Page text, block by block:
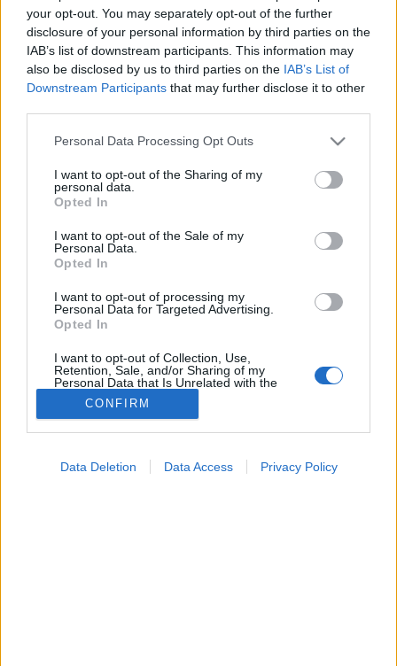
your opt-out. You may separately opt-out of the further
disclosure of your personal information by third parties on the
IAB’s list of downstream participants. This information may
also be disclosed by us to third parties on the IAB’s List of
Downstream Participants that may further disclose it to other
Please note that this website/app uses one or more Google
not limited to your visit or usage behaviour. You may click to
grant or deny consent to Google and its third-party tags to
use your data for below specified purposes in below Google
consent section.
Personal Data Processing Opt Outs
I want to opt-out of the Sharing of my
personal data.
Opted In
I want to opt-out of the Sale of my
Personal Data.
Opted In
I want to opt-out of processing my
Personal Data for Targeted Advertising.
Opted In
I want to opt-out of Collection, Use,
Retention, Sale, and/or Sharing of my
Personal Data that Is Unrelated with the
Purposes for which it was collected.
Opted Out
CONFIRM
Data Deletion Data Access Privacy Policy
Regisztráció
Hasi fájdalom